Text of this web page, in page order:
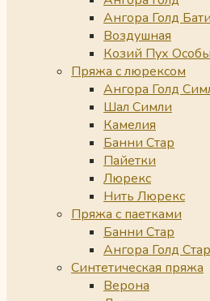
Ангора Голд
Воздушная
Козий Пух
Пряжа с люрексом
Ангора Голд
Шал Симли
Камелия
Банни Стар
Пайетки
Люрекс
Нить Люрекс
Пряжа с паетками
Банни Стар
Ангора Голд Стар
Синтетическая пряжа
Верона